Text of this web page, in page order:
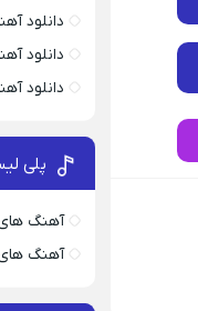
دانلود
دانلود
دانلود
پلی
آهنگ های
آهنگ